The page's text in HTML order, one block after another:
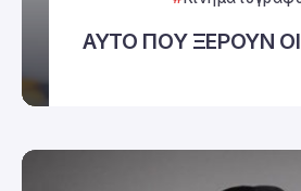
ΑΥΤΟ ΠΟΥ ΞΕΡΟΥΝ